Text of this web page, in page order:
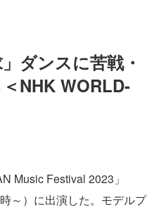
ダンスに苦戦・
NHK WORLD-
Music Festival 2023」
～）に出演した。モデルプ